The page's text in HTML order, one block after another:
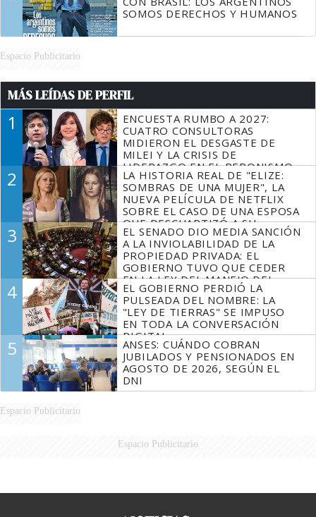
SOMOS DERECHOS Y HUMANOS
Espacio Publicitario
MÁS LEÍDAS DE PERFIL
1
ENCUESTA RUMBO A 2027:
CUATRO CONSULTORAS
MIDIERON EL DESGASTE DE
MILEI Y LA CRISIS DE
LIDERAZGO EN EL PERONISMO
2
LA HISTORIA REAL DE "ELIZE:
SOMBRAS DE UNA MUJER", LA
NUEVA PELÍCULA DE NETFLIX
SOBRE EL CASO DE UNA ESPOSA
QUE DESCUARTIZÓ A SU
MARIDO
3
EL SENADO DIO MEDIA SANCIÓN
A LA INVIOLABILIDAD DE LA
PROPIEDAD PRIVADA: EL
GOBIERNO TUVO QUE CEDER
EN LA LEY DEL MANEJO DEL
FUEGO
4
EL GOBIERNO PERDIÓ LA
PULSEADA DEL NOMBRE: LA
"LEY DE TIERRAS" SE IMPUSO
EN TODA LA CONVERSACIÓN
DIGITAL
5
ANSES: CUÁNDO COBRAN
JUBILADOS Y PENSIONADOS EN
AGOSTO DE 2026, SEGÚN EL
DNI
Espacio Publicitario
Espacio Publicitario